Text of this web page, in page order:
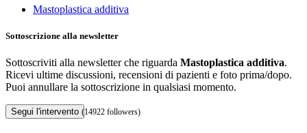
Mastoplastica additiva
Sottoscrizione alla newsletter
Sottoscriviti alla newsletter che riguarda Mastoplastica additiva.
Ricevi ultime discussioni, recensioni di pazienti e foto prima/dopo.
Puoi annullare la sottoscrizione in qualsiasi momento.
Segui l'intervento (14922 followers)